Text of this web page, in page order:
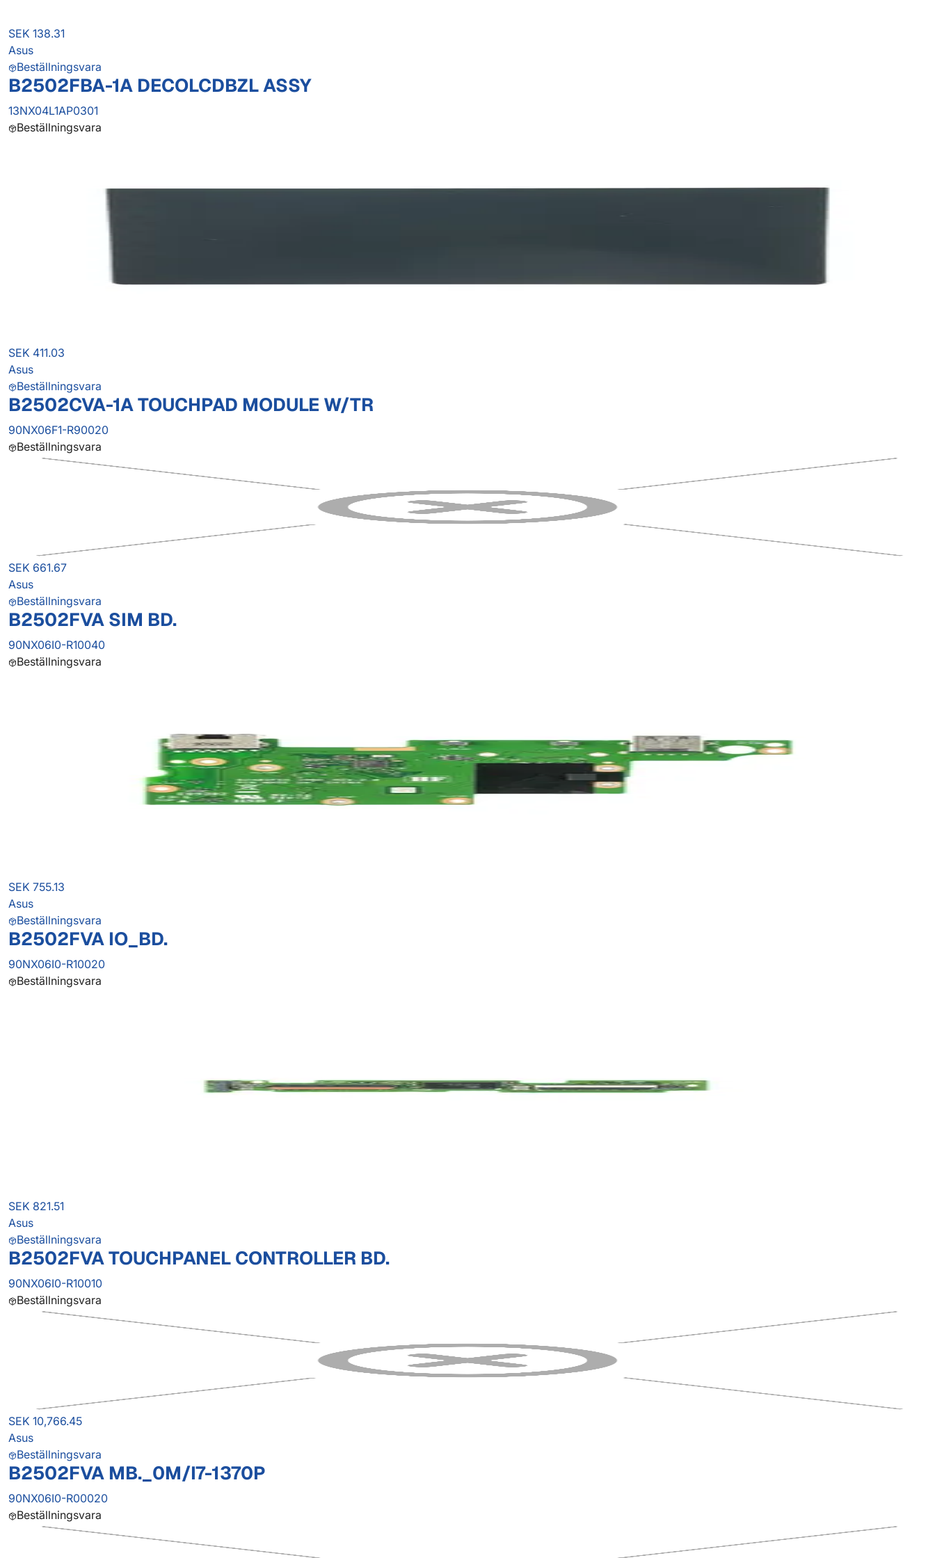
SEK 138.31
Asus
Beställningsvara
B2502FBA-1A DECOLCDBZL ASSY
13NX04L1AP0301
Beställningsvara
SEK 411.03
Asus
Beställningsvara
B2502CVA-1A TOUCHPAD MODULE W/TR
90NX06F1-R90020
Beställningsvara
SEK 661.67
Asus
Beställningsvara
B2502FVA SIM BD.
90NX06I0-R10040
Beställningsvara
SEK 755.13
Asus
Beställningsvara
B2502FVA IO_BD.
90NX06I0-R10020
Beställningsvara
SEK 821.51
Asus
Beställningsvara
B2502FVA TOUCHPANEL CONTROLLER BD.
90NX06I0-R10010
Beställningsvara
SEK 10,766.45
Asus
Beställningsvara
B2502FVA MB._0M/I7-1370P
90NX06I0-R00020
Beställningsvara